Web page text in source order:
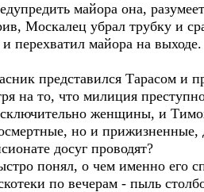
майора она,
Москалец убрал трубку и
перехватил майора на выходе.
представился Тарасом и
на то, что милиция
женщины, и
но и прижизненные,
досуг проводят?
понял, о чем именно его
по вечерам - пыль